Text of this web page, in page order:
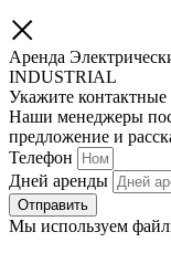
Аренда
INDUSTRIAL
Укажите
Наши менеджеры
предложение и
Телефон
Дней аренды
Отправить
Мы используем